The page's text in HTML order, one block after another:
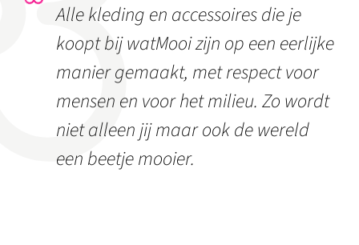
Alle kleding en accessoires die je
koopt bij watMooi zijn op een eerlijke
manier gemaakt, met respect voor
mensen en voor het milieu. Zo wordt
niet alleen jij maar ook de wereld
een beetje mooier.